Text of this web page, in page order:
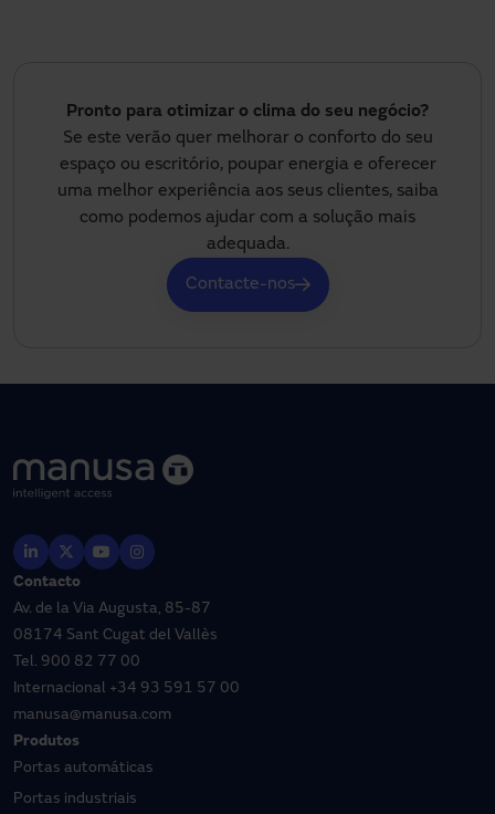
Pronto para otimizar o clima do seu negócio?
Se este verão quer melhorar o conforto do seu
espaço ou escritório, poupar energia e oferecer
uma melhor experiência aos seus clientes, saiba
como podemos ajudar com a solução mais
adequada.
Contacte-nos
Contacto
Av. de la Via Augusta, 85-87
08174 Sant Cugat del Vallès
Tel. 900 82 77 00
Internacional +34 93 591 57 00
manusa@manusa.com
Produtos
Portas automáticas
Portas industriais